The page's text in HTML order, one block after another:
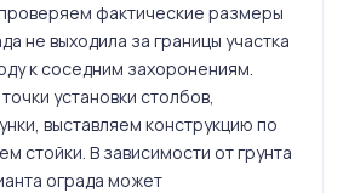
фактические размеры
не выходила за границы участка
к соседним захоронениям.
установки столбов,
выставляем конструкцию по
стойки. В зависимости от грунта
ограда может